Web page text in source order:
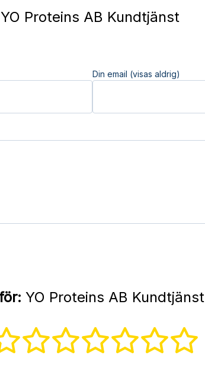
YO Proteins AB Kundtjänst
Din email (visas aldrig)
YO Proteins AB Kundtjänst